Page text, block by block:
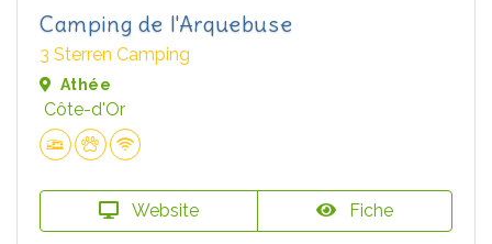
Camping de l'Arquebuse
3 Sterren Camping
Athée
Côte-d'Or
Website Fiche